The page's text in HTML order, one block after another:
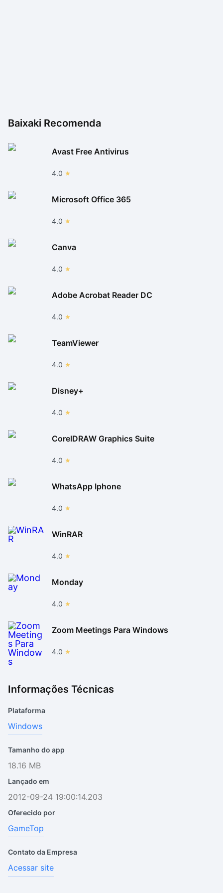
Baixaki Recomenda
Avast Free Antivirus
4.0
Microsoft Office 365
4.0
Canva
4.0
Adobe Acrobat Reader DC
4.0
TeamViewer
4.0
Disney+
4.0
CorelDRAW Graphics Suite
4.0
WhatsApp Iphone
4.0
WinRAR
4.0
Monday
4.0
Zoom Meetings Para Windows
4.0
Informações Técnicas
Plataforma
Windows
Tamanho do app
18.16 MB
Lançado em
2012-09-24 19:00:14.203
Oferecido por
GameTop
Contato da Empresa
Acessar site